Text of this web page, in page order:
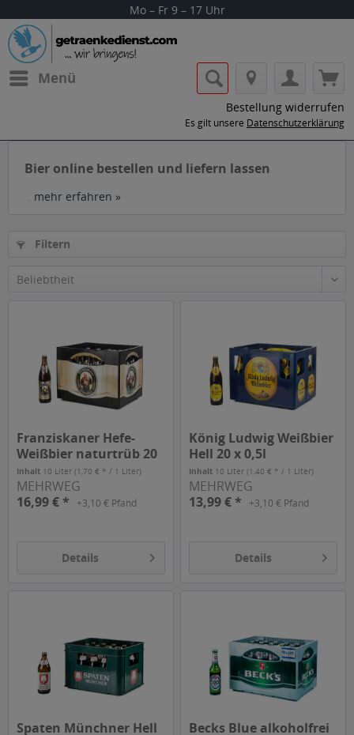
Mo – Fr 9 – 17 Uhr
Menü
Bestellung widerrufen
Es gilt unsere Datenschutzerklärung
Bier online bestellen und liefern lassen
. mehr erfahren »
Filtern
Franziskaner Hefe-
Weißbier naturtrüb 20
x 0,5l
Inhalt 10 Liter(1,70 € * / 1 Liter)
MEHRWEG
16,99 € *
+3,10 € Pfand
Details
König Ludwig Weißbier
Hell 20 x 0,5l
Inhalt 10 Liter(1,40 € * / 1 Liter)
MEHRWEG
13,99 € *
+3,10 € Pfand
Details
Spaten Münchner Hell
Becks Blue alkoholfrei